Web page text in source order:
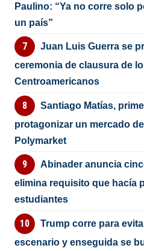
Paulino: “Ya no corre solo
un país”
Juan Luis Guerra se
ceremonia de clausura de
Centroamericanos
Santiago Matías,
protagonizar un mercado
Polymarket
Abinader anuncia
elimina requisito que hacía
estudiantes
Trump corre para
escenario y enseguida se